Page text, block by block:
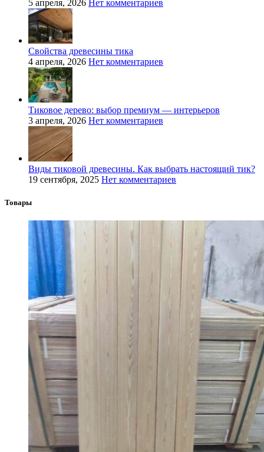
5 апреля, 2026 Нет комментариев
Свойства древесины тика
4 апреля, 2026 Нет комментариев
Тиковое дерево: выбор премиум — интерьеров
3 апреля, 2026 Нет комментариев
Виды тиковой древесины. Как выбрать настоящий тик?
19 сентября, 2025 Нет комментариев
Товары